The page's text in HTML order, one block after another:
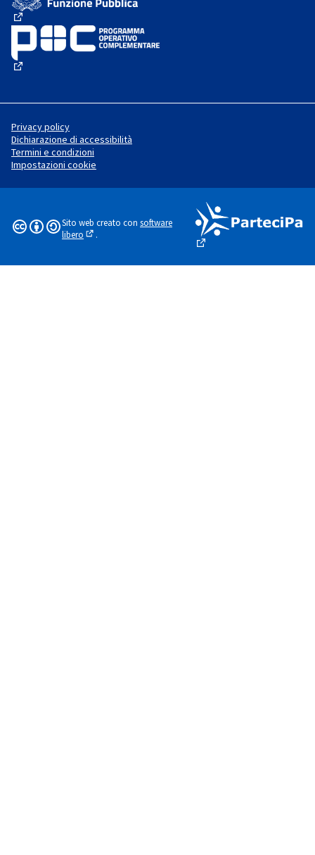
(Collegamento esterno)
Privacy policy
Dichiarazione di accessibilità
Termini e condizioni
Impostazioni cookie
Licenza Creative Commons
(Collegamento esterno)
Sito web creato con software
libero
.